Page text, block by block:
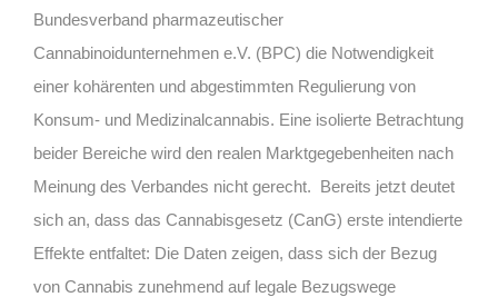
Bundesverband pharmazeutischer
Cannabinoidunternehmen e.V. (BPC) die Notwendigkeit
einer kohärenten und abgestimmten Regulierung von
Konsum- und Medizinalcannabis. Eine isolierte Betrachtung
beider Bereiche wird den realen Marktgegebenheiten nach
Meinung des Verbandes nicht gerecht. Bereits jetzt deutet
sich an, dass das Cannabisgesetz (CanG) erste intendierte
Effekte entfaltet: Die Daten zeigen, dass sich der Bezug
von Cannabis zunehmend auf legale Bezugswege